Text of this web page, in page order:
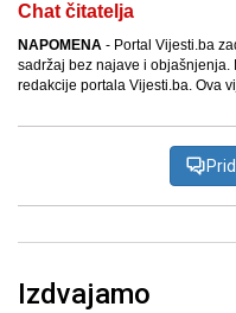
Chat čitatelja
NAPOMENA - Portal Vijesti.ba
sadržaj bez najave i objašnjenja.
redakcije portala Vijesti.ba. Ova
Izdvajamo